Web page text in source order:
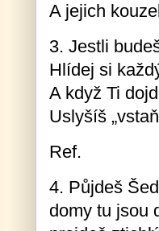
A jejich
3. Jestli
Hlídej si
A když Ti
Uslyšíš
Ref.
4. Půjdeš
domy tu jsou